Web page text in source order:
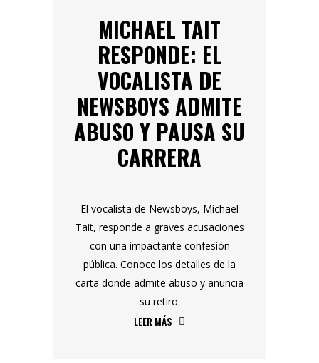
MICHAEL TAIT
RESPONDE: EL
VOCALISTA DE
NEWSBOYS ADMITE
ABUSO Y PAUSA SU
CARRERA
El vocalista de Newsboys, Michael
Tait, responde a graves acusaciones
con una impactante confesión
pública. Conoce los detalles de la
carta donde admite abuso y anuncia
su retiro.
LEER MÁS